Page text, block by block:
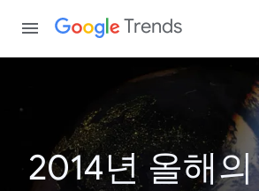
Trends
2014년 올해